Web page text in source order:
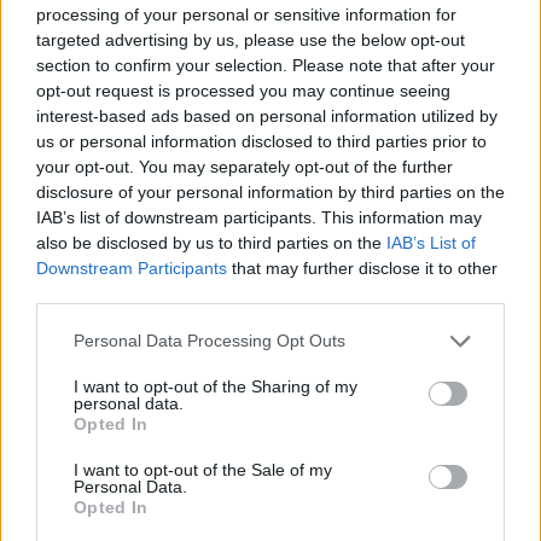
processing of your personal or sensitive information for
targeted advertising by us, please use the below opt-out
section to confirm your selection. Please note that after your
opt-out request is processed you may continue seeing
interest-based ads based on personal information utilized by
us or personal information disclosed to third parties prior to
your opt-out. You may separately opt-out of the further
disclosure of your personal information by third parties on the
IAB’s list of downstream participants. This information may
also be disclosed by us to third parties on the IAB’s List of
Downstream Participants that may further disclose it to other
Personal Data Processing Opt Outs
I want to opt-out of the Sharing of my
personal data.
Opted In
I want to opt-out of the Sale of my
Personal Data.
Opted In
οι οποίες καταγράφουν σχεδόν 100% πληρότητα.
Συγκεκριμένα, από Αθήνα για Ροβανιέμι, ενώ από
Θεσσαλονίκη πραγματοποιεί πτήσεις charter για
Πράγα, Βουδαπέστη, Βασιλεία, Βιέννη και
Μπρατισλάβα.
Tην τιμητική τους έχουν στο TikTok οι ελληνικοί χειμερινοί προορισμοί
Στο μεταξύ την τιμητική τους έχουν στο TikTok οι
ελληνικού χειμερινοί προορισμοί, καθώς δέκα
μέσα από τα βίντεο Ελλήνων δημιουργών, όπως